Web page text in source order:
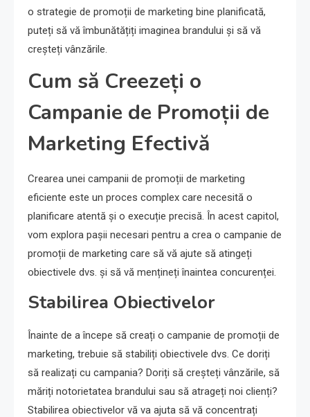
o strategie de promoții de marketing bine planificată,
puteți să vă îmbunătățiți imaginea brandului și să vă
creșteți vânzările.
Cum să Creezeți o
Campanie de Promoții de
Marketing Efectivă
Crearea unei campanii de promoții de marketing
eficiente este un proces complex care necesită o
planificare atentă și o execuție precisă. În acest capitol,
vom explora pașii necesari pentru a crea o campanie de
promoții de marketing care să vă ajute să atingeți
obiectivele dvs. și să vă mențineți înaintea concurenței.
Stabilirea Obiectivelor
Înainte de a începe să creați o campanie de promoții de
marketing, trebuie să stabiliți obiectivele dvs. Ce doriți
să realizați cu campania? Doriți să creșteți vânzările, să
măriți notorietatea brandului sau să atrageți noi clienți?
Stabilirea obiectivelor vă va ajuta să vă concentrați